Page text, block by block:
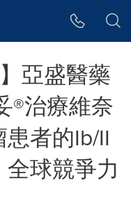
亞盛醫藥
®治療維奈
者的Ib/II
球競爭力